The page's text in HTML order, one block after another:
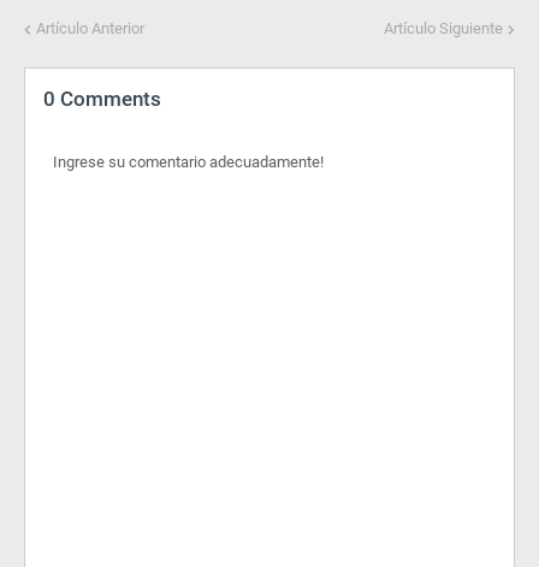
Artículo Anterior Artículo Siguiente
0 Comments
Ingrese su comentario adecuadamente!